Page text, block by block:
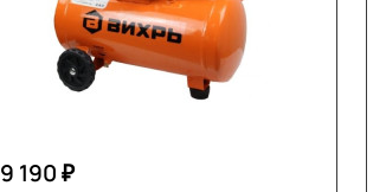
9 190 ₽